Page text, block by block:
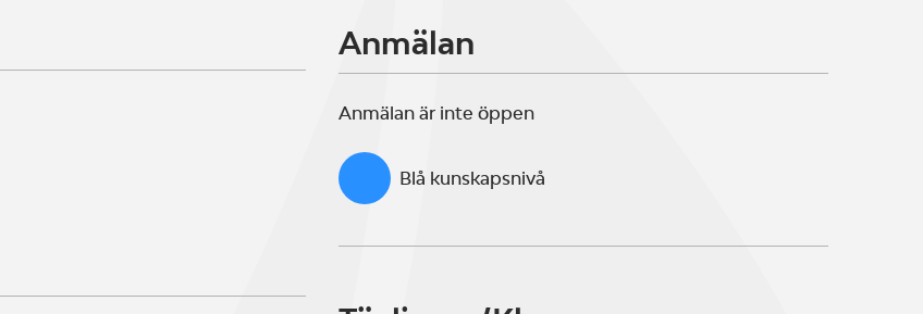
Anmälan
Anmälan är inte öppen
Blå kunskapsnivå